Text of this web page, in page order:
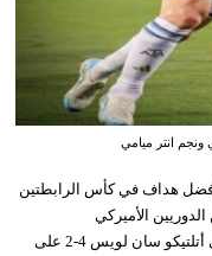
ونجم انتر ميامي
أفضل هداف في كأس الرابطتين
الأميركي
والمكسيكي، بعدما قاد إنتر ميامي إلى الفوز على أتلتيكو سان لويس 4-2 على